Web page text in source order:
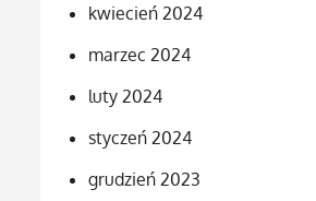
kwiecień 2024
marzec 2024
luty 2024
styczeń 2024
grudzień 2023